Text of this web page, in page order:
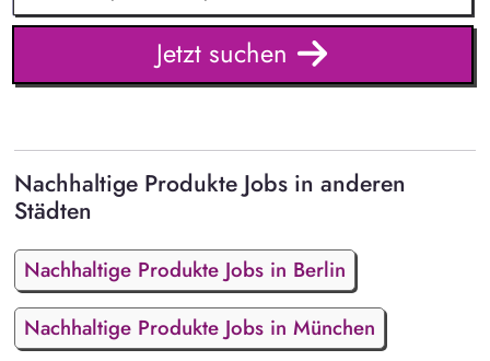
Jetzt suchen
Nachhaltige Produkte Jobs in anderen
Städten
Nachhaltige Produkte Jobs in Berlin
Nachhaltige Produkte Jobs in München